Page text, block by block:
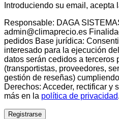
Introduciendo su email, acepta
Responsable: DAGA
admin@climaprecio.es
pedidos Base jurídica:
interesado para la ejecución
datos serán cedidos a terceros
(transportistas, proveedores,
gestión de reseñas)
Derechos: Acceder, rectificar y
más en la política de privacidad.
Registrarse